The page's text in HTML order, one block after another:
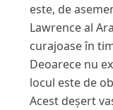
este, de
Lawrence al
curajoase în
Deoarece nu
locul este de
Acest deșert